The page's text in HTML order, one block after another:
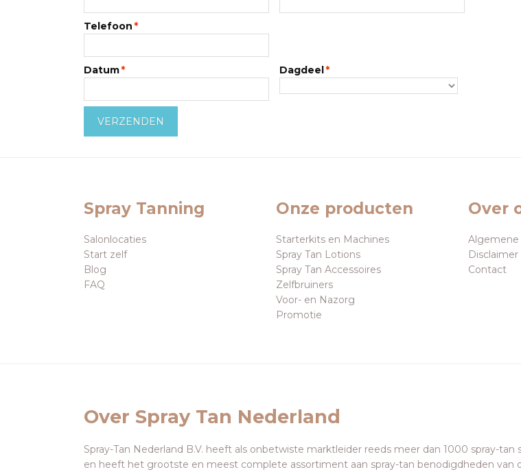
*
Telefoon
*
Datum *
Dagdeel
VERZENDEN
Spray Tanning
Salonlocaties
Start zelf
Blog
FAQ
Onze producten
Starterkits en Machines
Spray Tan Lotions
Spray Tan Accessoires
Zelfbruiners
Voor- en Nazorg
Promotie
Over
Algemene
Disclaimer
Contact
Over Spray Tan Nederland
Spray-Tan Nederland B.V. heeft als onbetwiste marktleider reeds meer dan 1000 spray-
en heeft het grootste en meest complete assortiment aan spray-tan benodigdheden van